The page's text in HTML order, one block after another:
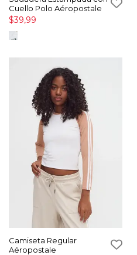
Cuello Polo Aéropostale
$39,99
Camiseta Regular
Aéropostale